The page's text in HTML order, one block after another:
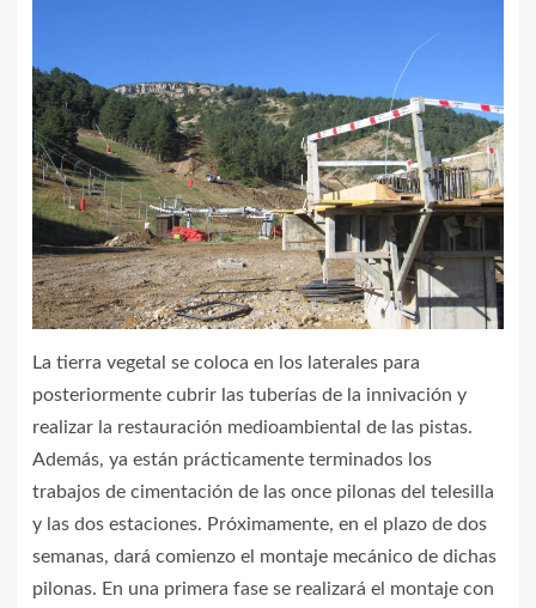
La tierra vegetal se coloca en los laterales para
posteriormente cubrir las tuberías de la innivación y
realizar la restauración medioambiental de las pistas.
Además, ya están prácticamente terminados los
trabajos de cimentación de las once pilonas del telesilla
y las dos estaciones. Próximamente, en el plazo de dos
semanas, dará comienzo el montaje mecánico de dichas
pilonas. En una primera fase se realizará el montaje con